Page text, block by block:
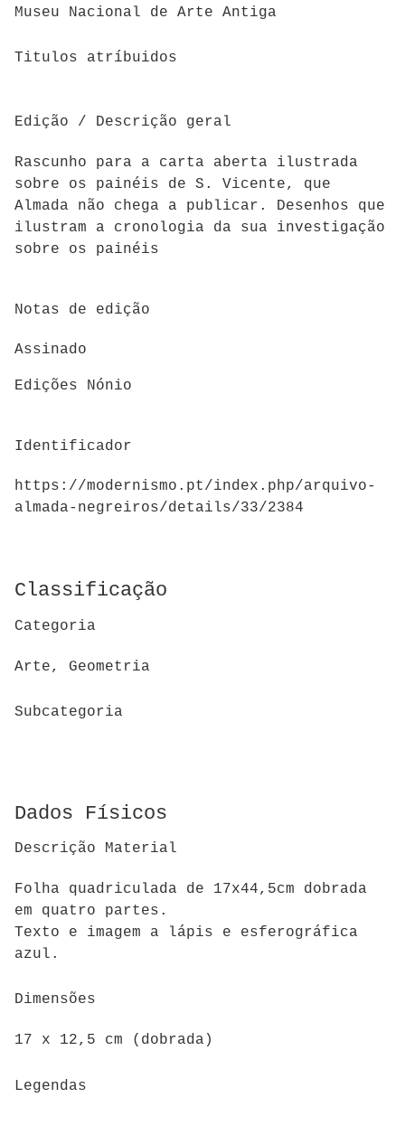
Museu Nacional de Arte Antiga
Titulos atríbuidos
Edição / Descrição geral
Rascunho para a carta aberta ilustrada
sobre os painéis de S. Vicente, que
Almada não chega a publicar. Desenhos que
ilustram a cronologia da sua investigação
sobre os painéis
Notas de edição
Assinado
Edições Nónio
Identificador
https://modernismo.pt/index.php/arquivo-
almada-negreiros/details/33/2384
Classificação
Categoria
Arte, Geometria
Subcategoria
Dados Físicos
Descrição Material
Folha quadriculada de 17x44,5cm dobrada
em quatro partes.
Texto e imagem a lápis e esferográfica
azul.
Dimensões
17 x 12,5 cm (dobrada)
Legendas